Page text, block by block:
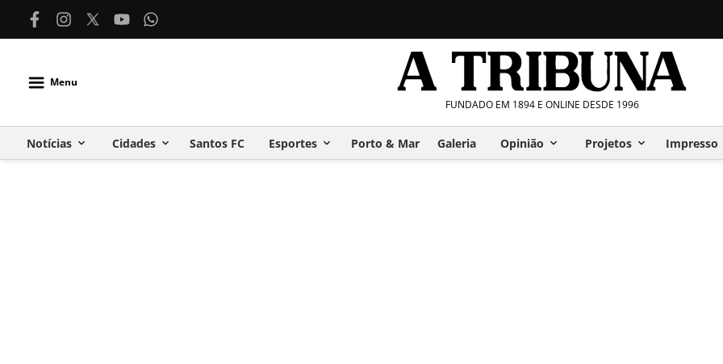
Menu
FUNDADO EM 1894 E ONLINE DESDE 1996
Notícias Cidades Santos FC Esportes Porto & Mar Galeria Opinião Projetos Impresso